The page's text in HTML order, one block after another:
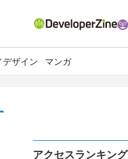
デザイン マンガ
アクセスランキング